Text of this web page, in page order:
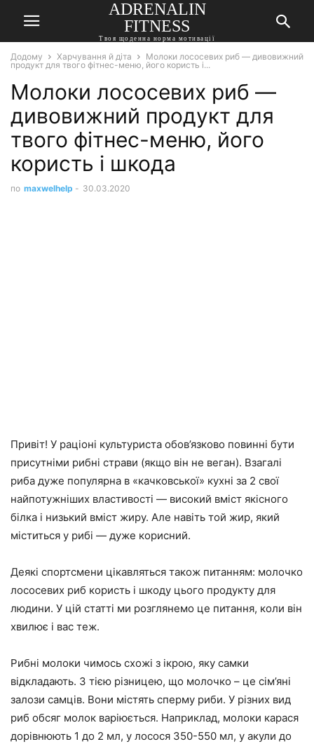
ADRENALIN
FITNESS
Твоя щоденна норма мотивації
Додому Харчування й діта
Молоки лососевих риб — дивовижний
продукт для твого фітнес-меню, його користь і...
Молоки лососевих риб —
дивовижний продукт для
твого фітнес-меню, його
користь і шкода
по maxwelhelp - 30.03.2020
Привіт! У раціоні культуриста обов’язково повинні бути
присутніми рибні страви (якщо він не веган). Взагалі
риба дуже популярна в «качковської» кухні за 2 свої
найпотужніших властивості — високий вміст якісного
білка і низький вміст жиру. Але навіть той жир, який
міститься у рибі — дуже корисний.
Деякі спортсмени цікавляться також питанням: молочко
лососевих риб користь і шкоду цього продукту для
людини. У цій статті ми розглянемо це питання, коли він
хвилює і вас теж.
Рибні молоки чимось схожі з ікрою, яку самки
відкладають. З тією різницею, що молочко – це сім’яні
залози самців. Вони містять сперму риби. У різних вид
риб обсяг молок варіюється. Наприклад, молоки карася
дорівнюють 1 до 2 мл, у лосося 350-550 мл, у акули до